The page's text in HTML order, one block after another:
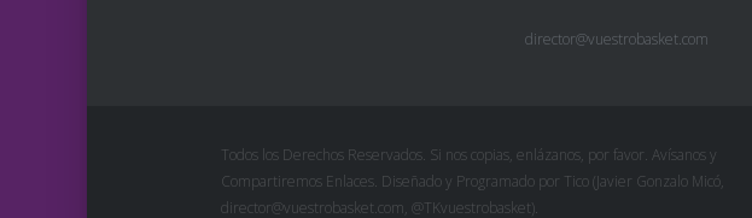
director@vuestrobasket.com
Todos los Derechos Reservados. Si nos copias, enlázanos, por favor. Avísanos y
Compartiremos Enlaces. Diseñado y Programado por Tico (Javier Gonzalo Micó,
director@vuestrobasket.com, @TKvuestrobasket).